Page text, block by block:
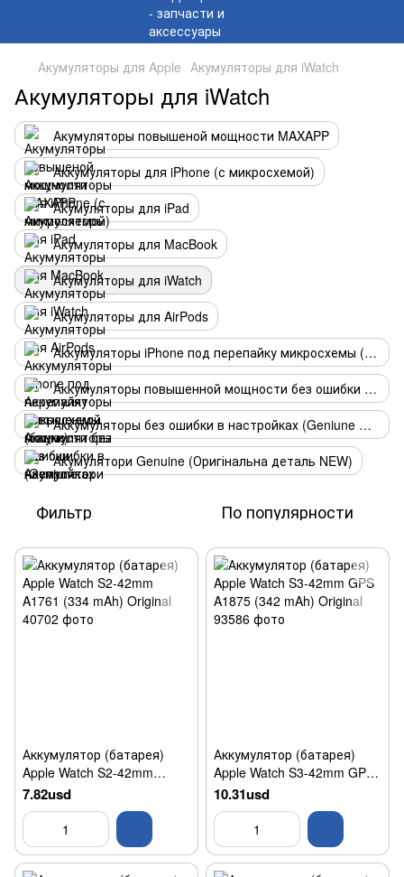
Акумуляторы для Apple Акумуляторы для iWatch
Акумуляторы для iWatch
Акумуляторы повышеной мощности MAXAPP
Аккумуляторы для iPhone (с микросхемой)
Акумуляторы для iPad
Акумуляторы для MacBook
Акумуляторы для iWatch
Акумуляторы для AirPods
Аккумуляторы iPhone под перепайку микросхемы (банки)
Аккумуляторы повышенной мощности без ошибки (Geniune USED)
Аккумуляторы без ошибки в настройках (Geniune USED)
Акумулятори Genuine (Оригінальна деталь NEW)
Фильтр По популярности
Аккумулятор (батарея)
Apple Watch S2-42mm
A1761 (334 mAh) Original
7.82usd
Аккумулятор (батарея)
Apple Watch S3-42mm GPS
A1875 (342 mAh) Original
10.31usd